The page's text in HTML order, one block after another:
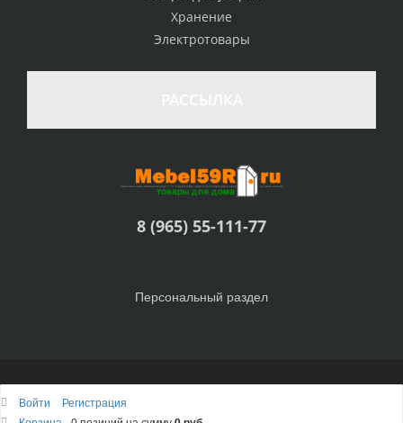
Хранение
Электротовары
8 (965) 55-111-77
Персональный раздел
© Интернет-магазин Товары для дома, 2010 - 2026
Войти
Регистрация